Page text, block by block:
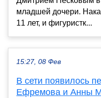
младшей дочери.
11 лет, и фигуристк...
15:27, 08 Фев
В сети появилось
Ефремова и Анны